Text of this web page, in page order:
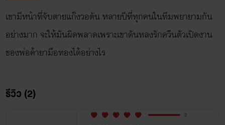
เขามีหน้าที่จับตายแก๊งวอตัน หลายปีที่ทุกคนในทีมพยายามกัน
อย่างมาก จะให้มันผิดพลาดเพราะเขาดันหลงรักควีนตัวเปิดงาน
ของพ่อค้ายามือทองได้อย่างไร
รีวิว (2)
2